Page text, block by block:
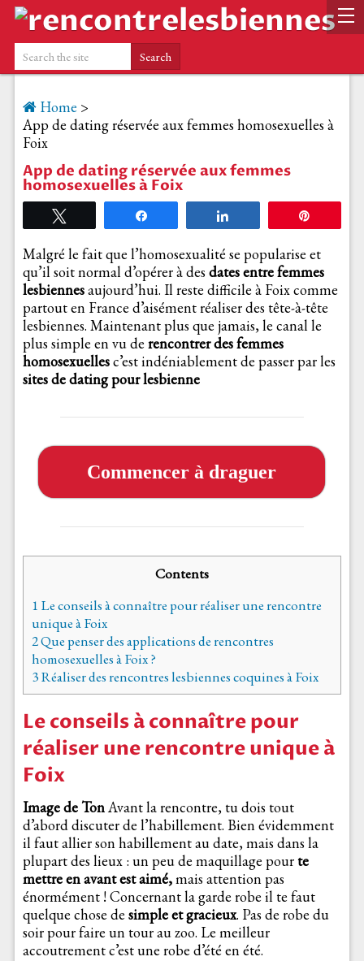
Home >
App de dating réservée aux femmes homosexuelles à
Foix
App de dating réservée aux femmes
homosexuelles à Foix
Malgré le fait que l’homosexualité se popularise et
qu’il soit normal d’opérer à des dates entre femmes
lesbiennesaujourd’hui. Il reste difficile à Foix comme
partout en France d’aisément réaliser des tête-à-tête
lesbiennes. Maintenant plus que jamais, le canal le
plus simple en vu de rencontrer des femmes
homosexuellesc’est indéniablement de passer par les
sites de dating pour lesbienne
Commencer à draguer
Contents
1 Le conseils à connaître pour réaliser une rencontre
unique à Foix
2Que penser des applications de rencontres
homosexuelles à Foix ?
3Réaliser des rencontres lesbiennes coquines à Foix
Le conseils à connaître pour
réaliser une rencontre unique à
Foix
Image de TonAvant la rencontre, tu dois tout
d’abord discuter de l’habillement. Bien évidemment
il faut allier son habillement au date, mais dans la
plupart des lieux : un peu de maquillage pourte
mettre en avant est aimé,mais attention pas
énormément ! Concernant la garde robe il te faut
quelque chose de simple et gracieux. Pas de robe du
soir pour faire un tour au zoo. Le meilleur
accoutrement c’est une robe d’été en été.